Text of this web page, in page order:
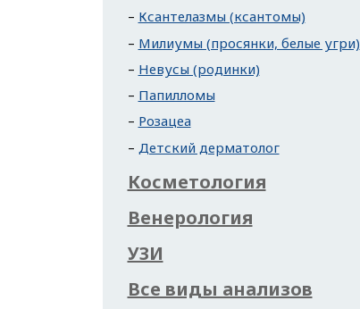
Ксантелазмы (ксантомы)
Милиумы (просянки, белые угри)
Невусы (родинки)
Папилломы
Розацеа
Детский дерматолог
Косметология
Венерология
УЗИ
Все виды анализов